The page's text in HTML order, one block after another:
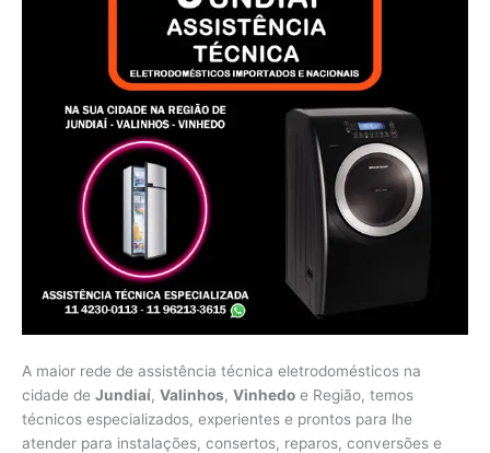
A maior rede de assistência técnica eletrodomésticos na
cidade de Jundiaí, Valinhos, Vinhedo e Região, temos
técnicos especializados, experientes e prontos para lhe
atender para instalações, consertos, reparos, conversões e